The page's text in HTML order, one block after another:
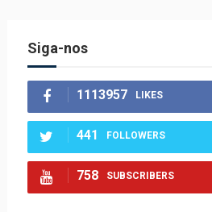
Siga-nos
1113957 LIKES
441 FOLLOWERS
758 SUBSCRIBERS